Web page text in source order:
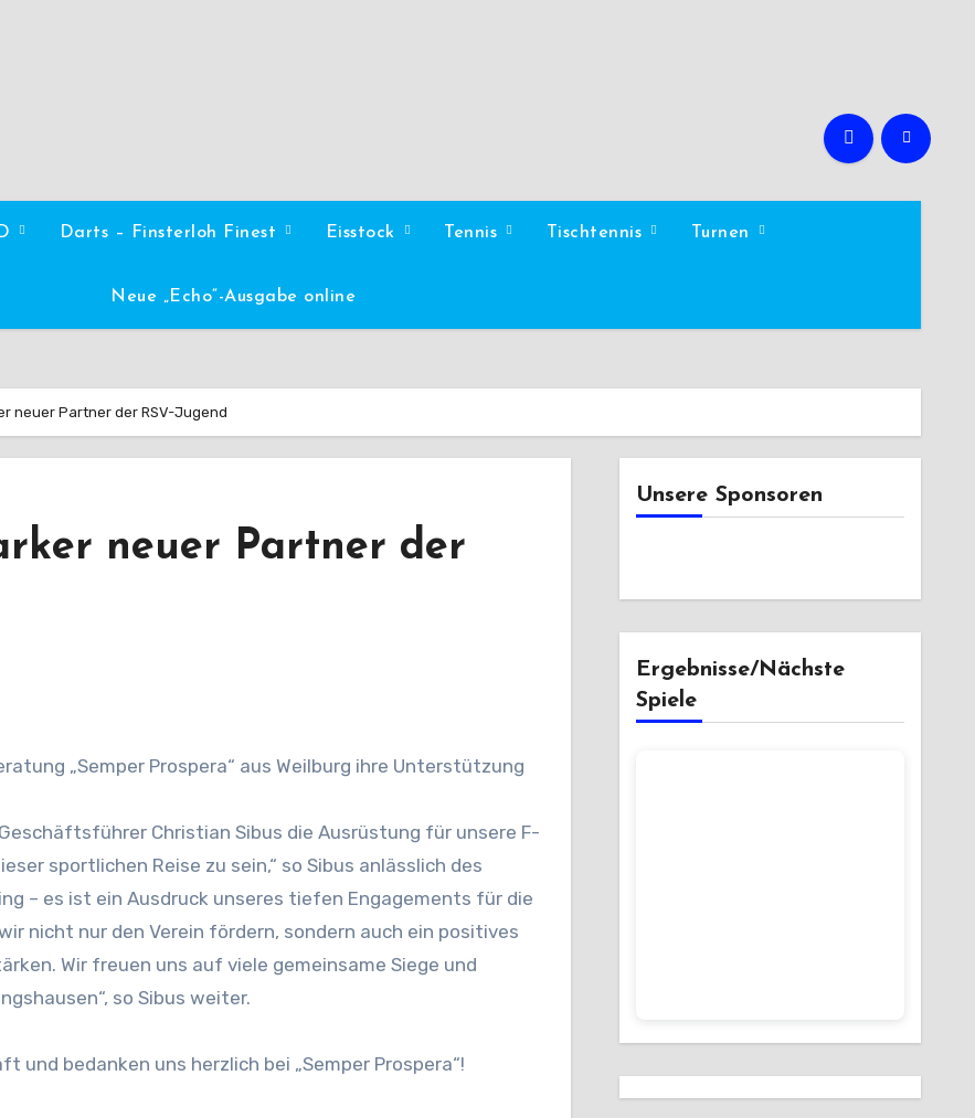
Darts – Finsterloh Finest Eisstock Tennis Tischtennis Turnen
Neue „Echo“-Ausgabe online
neuer Partner der RSV-Jugend
neuer Partner der
Christian Sibus die Ausrüstung für unsere F-
sportlichen Reise zu sein,“ so Sibus anlässlich des
– es ist ein Ausdruck unseres tiefen Engagements für die
nicht nur den Verein fördern, sondern auch ein positives
Wir freuen uns auf viele gemeinsame Siege und
so Sibus weiter.
und bedanken uns herzlich bei „Semper Prospera“!
Unsere Sponsoren
Ergebnisse/Nächste
Spiele